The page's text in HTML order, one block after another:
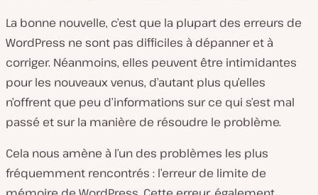
La bonne nouvelle, c’est que la plupart des erreurs de
WordPress ne sont pas difficiles à dépanner et à
corriger. Néanmoins, elles peuvent être intimidantes
pour les nouveaux venus, d’autant plus qu’elles
n’offrent que peu d’informations sur ce qui s’est mal
passé et sur la manière de résoudre le problème.
Cela nous amène à l’un des problèmes les plus
fréquemment rencontrés : l’erreur de limite de